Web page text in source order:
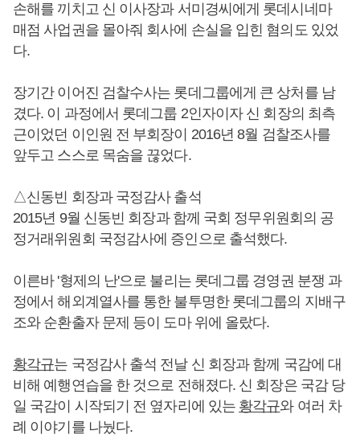
손해를 끼치고 신 이사장과 서미경씨에게 롯데시네마
매점 사업권을 몰아줘 회사에 손실을 입힌 혐의도 있었
다.
장기간 이어진 검찰수사는 롯데그룹에게 큰 상처를 남
겼다. 이 과정에서 롯데그룹 2인자이자 신 회장의 최측
근이었던 이인원 전 부회장이 2016년 8월 검찰조사를
앞두고 스스로 목숨을 끊었다.
△신동빈 회장과 국정감사 출석
2015년 9월 신동빈 회장과 함께 국회 정무위원회의 공
정거래위원회 국정감사에 증인으로 출석했다.
이른바 '형제의 난'으로 불리는 롯데그룹 경영권 분쟁 과
정에서 해외계열사를 통한 불투명한 롯데그룹의 지배구
조와 순환출자 문제 등이 도마 위에 올랐다.
황각규는 국정감사 출석 전날 신 회장과 함께 국감에 대
비해 예행연습을 한 것으로 전해졌다. 신 회장은 국감 당
일 국감이 시작되기 전 옆자리에 있는 황각규와 여러 차
례 이야기를 나눴다.